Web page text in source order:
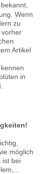
Wenn
zu
vorher
Artikel
in
möglich
ist bei